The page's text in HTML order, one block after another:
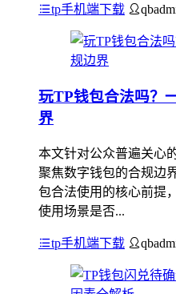
tp手机端下载
玩TP钱包合法吗？
界
本文针对公众普遍关心
聚焦数字钱包的合规边
包合法使用的核心前提
使用场景是否...
tp手机端下载